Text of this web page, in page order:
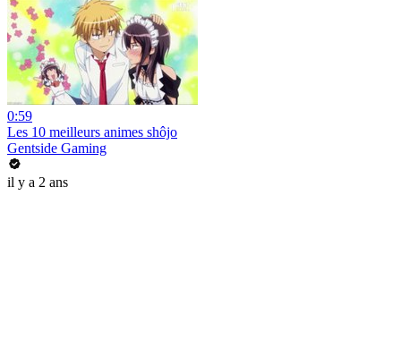
0:59
Les 10 meilleurs animes shôjo
Gentside Gaming
il y a 2 ans